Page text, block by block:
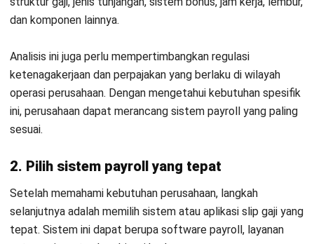
(seperti otomatisasi pajak, manajemen cuti, atau integrasi
dengansistem HRIS lainnya
3. Pengumpulan dan pembaharuan data
karyawan
Langkah berikutnya adalah mengumpulkan dan
memutakhirkan data karyawan yang relevan, termasuk
tunjangan, dan detail rekening bank.
Data ini harus lengkap dan akurat karena akan digunakan
sebagai dasar perhitungan gaji dan potongan. Selain itu, data
ini harus disimpan dengan aman dan sesuai dengan peraturan